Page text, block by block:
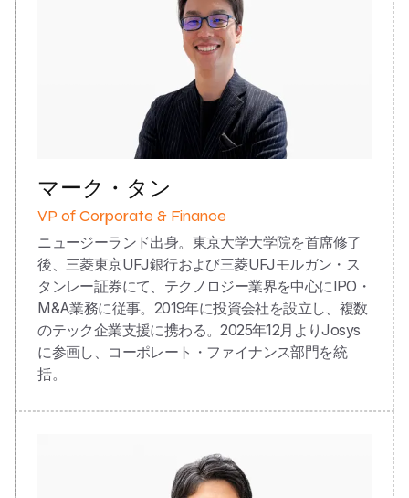
マーク・タン
VP of Corporate & Finance
ニュージーランド出身。東京大学大学院を首席修了
後、三菱東京UFJ銀行および三菱UFJモルガン・ス
タンレー証券にて、テクノロジー業界を中心にIPO・
M&A業務に従事。2019年に投資会社を設立し、複数
のテック企業支援に携わる。2025年12月よりJosys
に参画し、コーポレート・ファイナンス部門を統
括。